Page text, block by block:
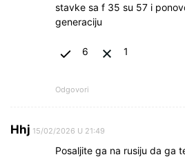
stavke sa f 35 su 57 i
generaciju
6 1
Odgovori
Hhj 15/02/2026 U 21:49
Posaljite ga na rusiju da ga